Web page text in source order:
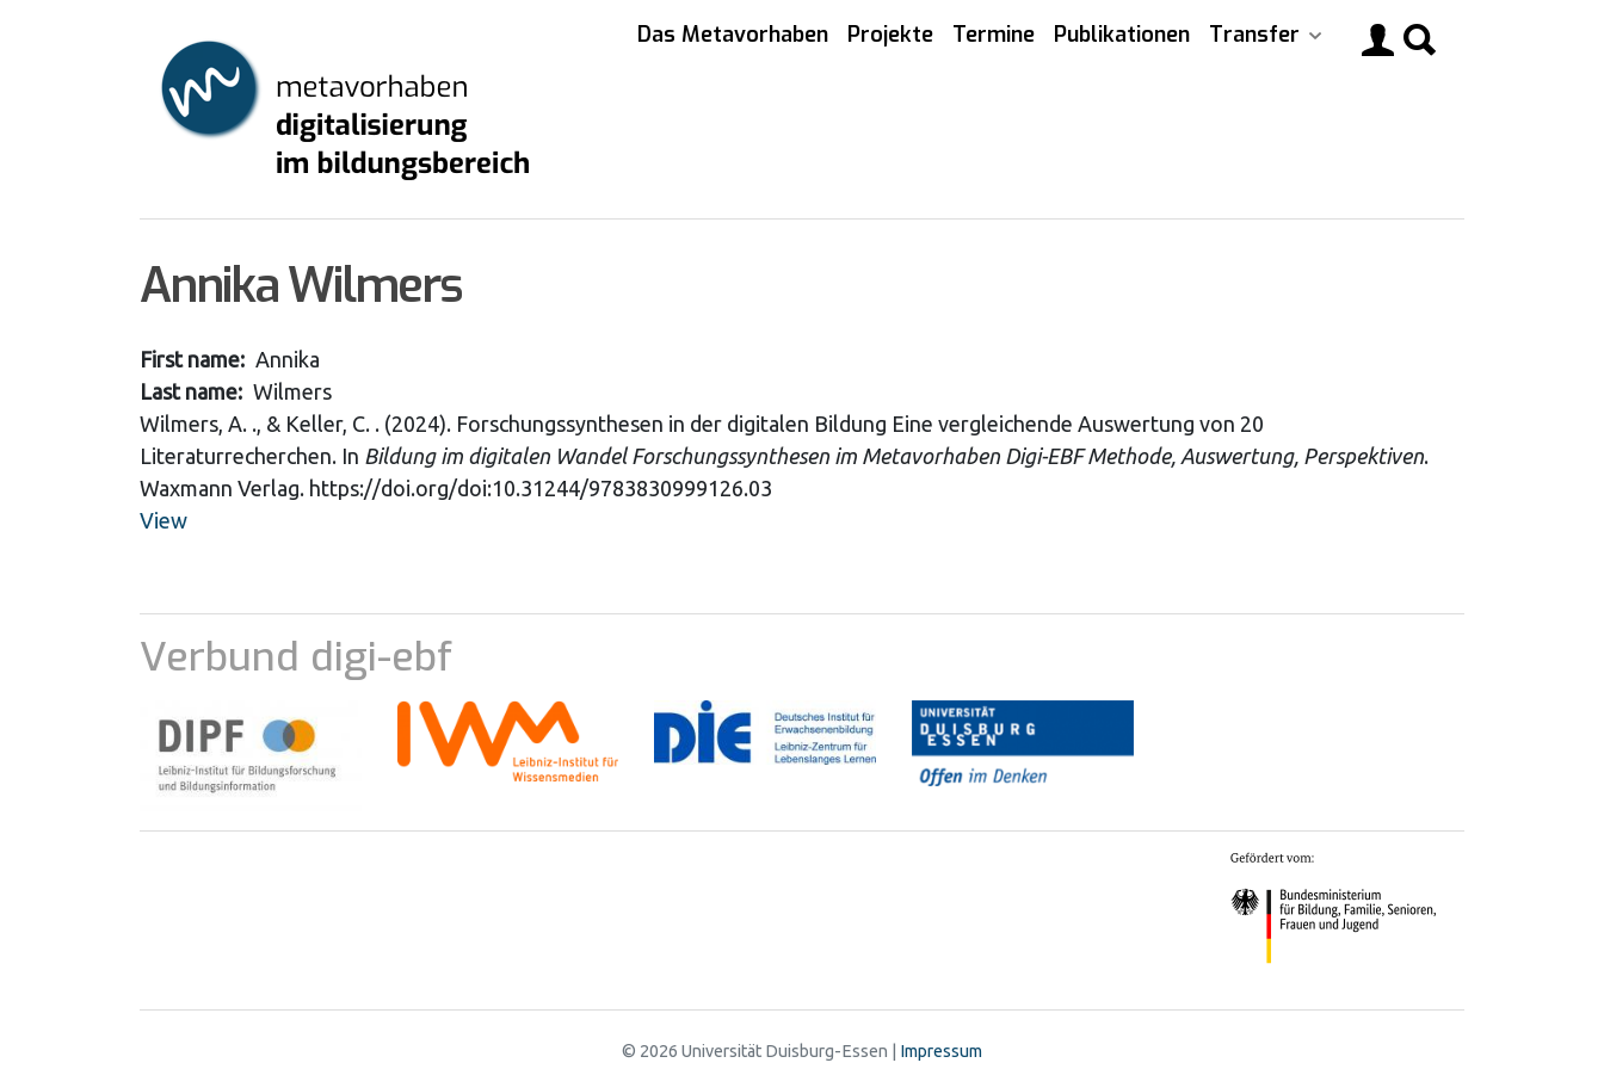
Das Metavorhaben Projekte Termine Publikationen Transfer
Annika Wilmers
First name
Annika
Last name
Wilmers
Wilmers, A. ., & Keller, C. . (2024). Forschungssynthesen in der digitalen Bildung Eine vergleichende Auswertung von 20
Literaturrecherchen. In Bildung im digitalen Wandel Forschungssynthesen im Metavorhaben Digi-EBF Methode, Auswertung, Perspektiven.
Waxmann Verlag. https://doi.org/doi:10.31244/9783830999126.03
View
Verbund digi-ebf
© 2026 Universität Duisburg-Essen | Impressum